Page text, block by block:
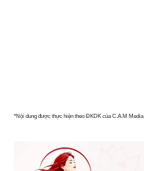
*Nội dung được thực hiện theo ĐKDK của C.A.M Media